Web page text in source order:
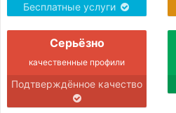
Бесплатные услуги
Серьёзно
качественные профили
Подтверждённое качество